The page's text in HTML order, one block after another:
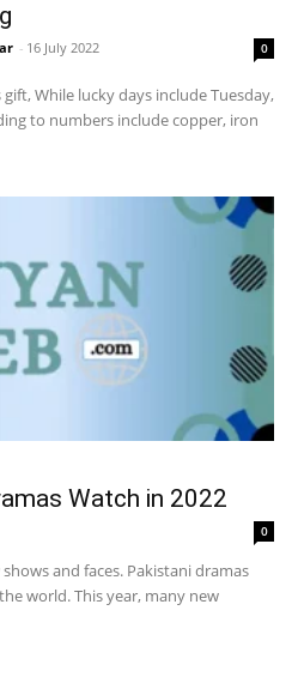
- 16 July 2022 0
While lucky days include Tuesday,
to numbers include copper, iron
Watch in 2022
0
and faces. Pakistani dramas
world. This year, many new